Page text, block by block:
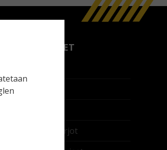
TUOTTEET
Aurinkovarjot